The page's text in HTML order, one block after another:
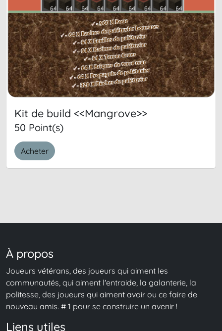
Kit de build <<Mangrove>>
50 Point(s)
Acheter
À propos
Joueurs vétérans, des joueurs qui aiment les
communautés, qui aiment l'entraide, la galanterie, la
politesse, des joueurs qui aiment avoir ou ce faire de
nouveau amis. # 1 pour se construire un avenir !
Liens utiles